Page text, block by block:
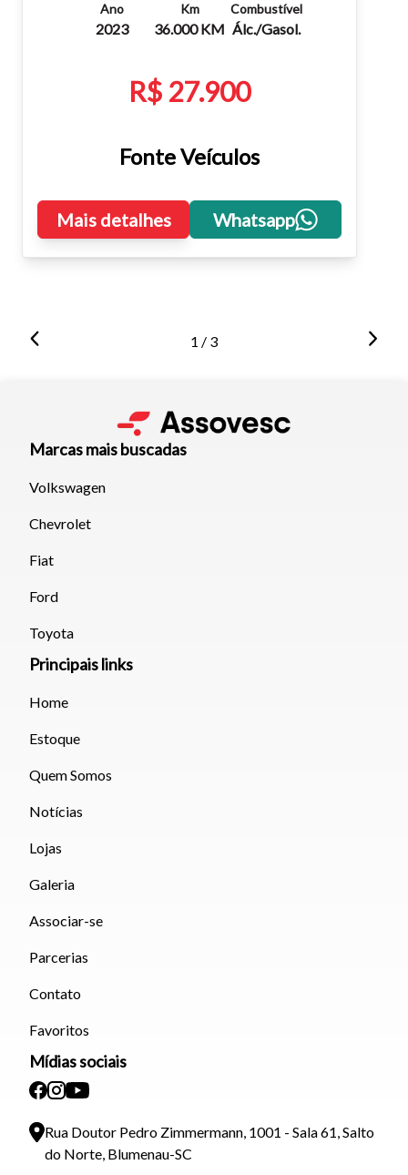
Ano
2023
Km
36.000 KM
Combustível
Álc./Gasol.
R$ 27.900
Fonte Veículos
Mais detalhes Whatsapp
1 / 3
Marcas mais buscadas
Volkswagen
Chevrolet
Fiat
Ford
Toyota
Principais links
Home
Estoque
Quem Somos
Notícias
Lojas
Galeria
Associar-se
Parcerias
Contato
Favoritos
Mídias sociais
Rua Doutor Pedro Zimmermann, 1001 - Sala 61, Salto
do Norte, Blumenau-SC